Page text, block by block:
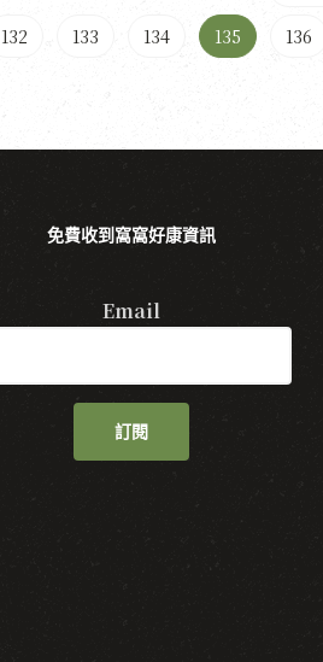
132 133 134 135 136
免費收到窩窩好康資訊
Email
訂閱